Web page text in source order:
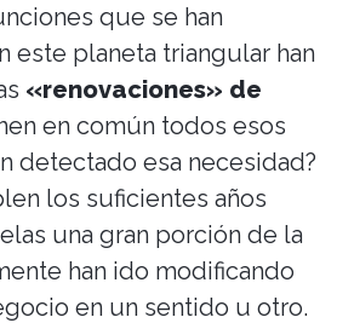
que se han
este planeta triangular han
«renovaciones» de
en común todos esos
detectado esa necesidad?
los suficientes años
una gran porción de la
han ido modificando
en un sentido u otro.